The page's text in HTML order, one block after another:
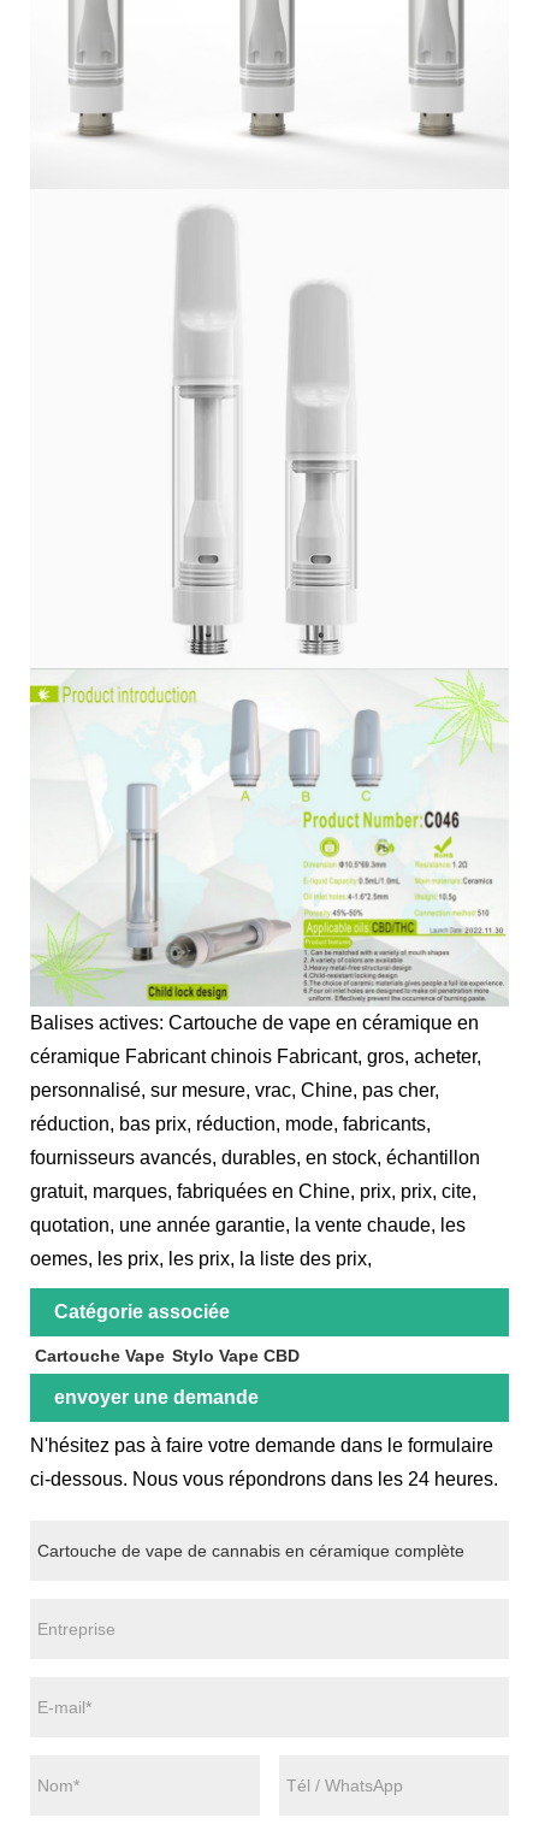
Balises actives: Cartouche de vape en céramique en
céramique Fabricant chinois Fabricant, gros, acheter,
personnalisé, sur mesure, vrac, Chine, pas cher,
réduction, bas prix, réduction, mode, fabricants,
fournisseurs avancés, durables, en stock, échantillon
gratuit, marques, fabriquées en Chine, prix, prix, cite,
quotation, une année garantie, la vente chaude, les
oemes, les prix, les prix, la liste des prix,
Catégorie associée
Cartouche Vape Stylo Vape CBD
envoyer une demande
N'hésitez pas à faire votre demande dans le formulaire
ci-dessous. Nous vous répondrons dans les 24 heures.